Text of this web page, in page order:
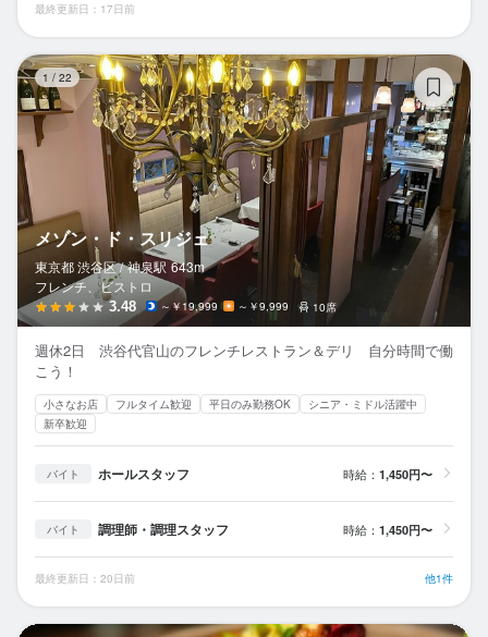
最終更新日：17日前
1 / 22
メゾン・ド・スリジェ
東京都 渋谷区 / 神泉駅 643m
フレンチ、ビストロ
3.48 ～￥19,999 ～￥9,999 10席
週休2日 渋谷代官山のフレンチレストラン＆デリ 自分時間で働
こう！
小さなお店 フルタイム歓迎 平日のみ勤務OK
シニア・ミドル活躍中
新卒歓迎
バイト ホールスタッフ 時給： 1,450円〜
バイト 調理師・調理スタッフ 時給： 1,450円〜
最終更新日：20日前 他1件